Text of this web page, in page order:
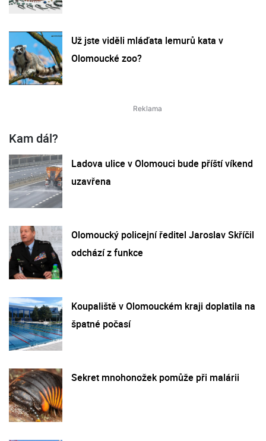
Už jste viděli mláďata lemurů kata v
Olomoucké zoo?
Kam dál?
Ladova ulice v Olomouci bude příští víkend
uzavřena
Olomoucký policejní ředitel Jaroslav Skříčil
odchází z funkce
Koupaliště v Olomouckém kraji doplatila na
špatné počasí
Sekret mnohonožek pomůže při malárii